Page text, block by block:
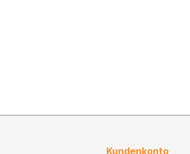
Kundenkonto